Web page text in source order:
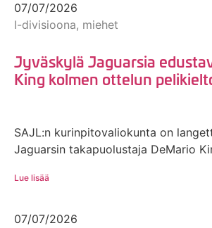
07/07/2026
I-divisioona, miehet
Jyväskylä Jaguarsia
King kolmen ottelun
SAJL:n kurinpitovaliokunta on
Jaguarsin takapuolustaja DeMario
Lue lisää
07/07/2026